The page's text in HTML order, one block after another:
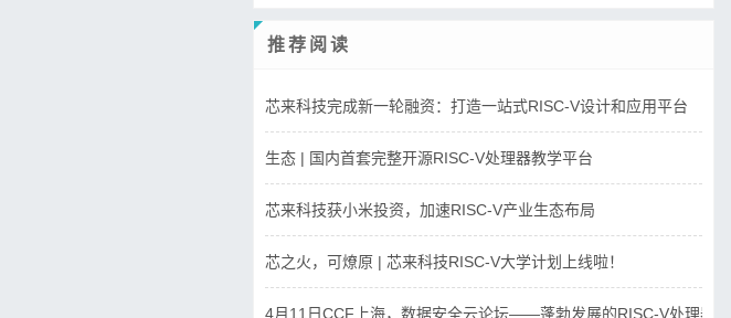
推荐阅读
芯来科技完成新一轮融资：打造一站式RISC-V设计和应用平台
生态 | 国内首套完整开源RISC-V处理器教学平台
芯来科技获小米投资，加速RISC-V产业生态布局
芯之火，可燎原 | 芯来科技RISC-V大学计划上线啦！
4月11日CCF上海，数据安全云论坛——蓬勃发展的RISC-V处理器